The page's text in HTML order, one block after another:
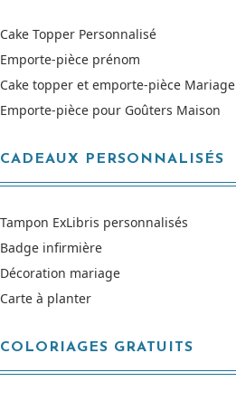
Cake Topper Personnalisé
Emporte-pièce prénom
Cake topper et emporte-pièce Mariage
Emporte-pièce pour Goûters Maison
CADEAUX PERSONNALISÉS
Tampon ExLibris personnalisés
Badge infirmière
Décoration mariage
Carte à planter
COLORIAGES GRATUITS